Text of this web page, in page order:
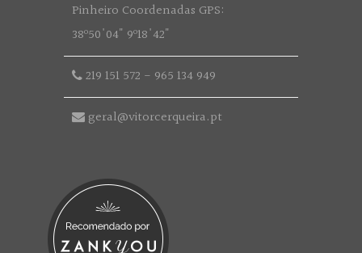
Pinheiro Coordenadas GPS:
38º50'04" 9º18'42"
219 151 572 - 965 134 949
geral@vitorcerqueira.pt